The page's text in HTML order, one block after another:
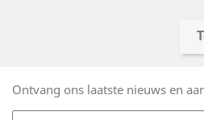
Ontvang ons laatste nieuws en